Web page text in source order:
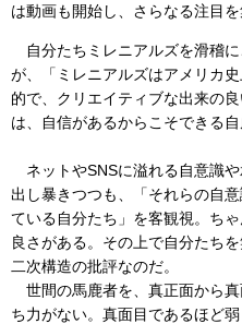
は動画も開始し、さらなる注目を
自分たちミレニアルズを滑稽
が、「ミレニアルズはアメリカ
的で、クリエイティブな出来の
は、自信があるからこそできる自
ネットやSNSに溢れる自意識
出し暴きつつも、「それらの自
ている自分たち」を客観視。ち
良さがある。その上で自分たち
二次構造の批評なのだ。
世間の馬鹿者を、真正面から
ち力がない。真面目であるほど